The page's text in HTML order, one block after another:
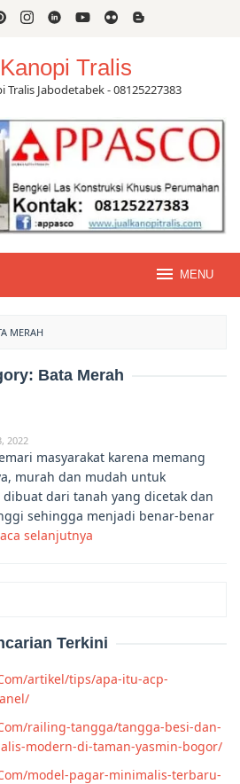
Tralis
Tralis Jabodetabek - 08125227383
MENU
MERAH
Bata Merah
2022
masyarakat karena memang
murah dan mudah untuk
dari tanah yang dicetak dan
sehingga menjadi benar-benar
selanjutnya
Terkini
artikel/tips/apa-itu-acp-
railing-tangga/tangga-besi-dan-
modern-di-taman-yasmin-bogor/
model-pagar-minimalis-terbaru-